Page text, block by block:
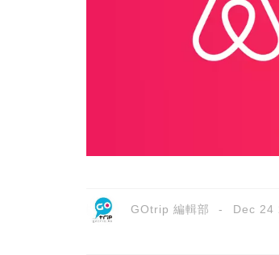
GOtrip 編輯部 Dec 24